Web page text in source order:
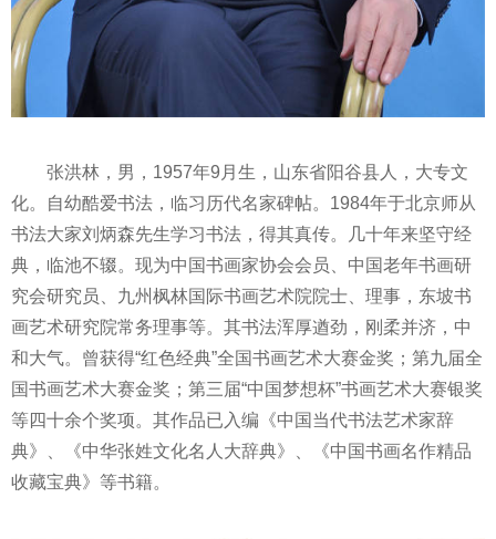
张洪林，男，1957年9月生，山东省阳谷县人，大专文
化。自幼酷爱书法，临习 历代名家碑帖。1984年于北京师从
书法大家刘炳森先生学习书法，得其真传。几十年来坚守经
典，临池不辍。现为中国书画家协会会员、中国老年书画研
究会研究员、九州枫林国际书画艺术院院士、理事，东坡书
画艺术研究院常务理事等。其书法浑厚遒劲，刚柔并济，中
和大气。曾获得“红色经典”全国书画艺术大赛金奖；第九届全
国书画艺术大赛金奖；第三届“中国梦想杯”书画艺术大赛银奖
等四十余个奖项。其作品已入编《中国当代书法艺术家辞
典》、《中华张姓文化名人大辞典》、《中国书画名作精品
收藏宝典》等书籍。